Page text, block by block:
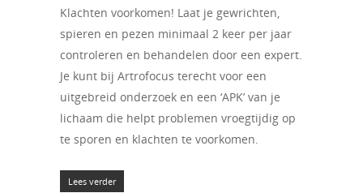
Klachten voorkomen! Laat je gewrichten,
spieren en pezen minimaal 2 keer per jaar
controleren en behandelen door een expert.
Je kunt bij Artrofocus terecht voor een
uitgebreid onderzoek en een ‘APK’ van je
lichaam die helpt problemen vroegtijdig op
te sporen en klachten te voorkomen.
Lees verder